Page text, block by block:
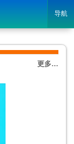
导航
更多…